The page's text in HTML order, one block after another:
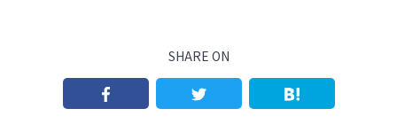
SHARE ON